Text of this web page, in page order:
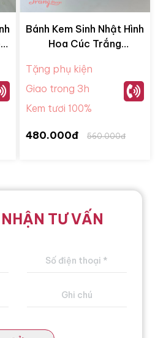
Bánh Kem Sinh Nhật Hình
Hoa Cúc Trắng
Tặng phụ kiện
Giao trong 3h
Kem tươi 100%
480.000đ 560.000đ
TƯ VẤN